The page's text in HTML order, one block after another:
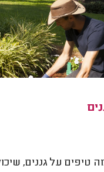
טיפים על גננים,